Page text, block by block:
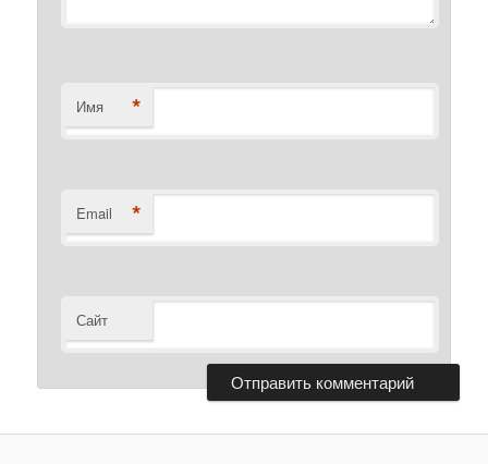
Имя *
Email *
Сайт